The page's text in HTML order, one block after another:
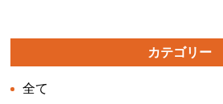
カテゴリー
全て